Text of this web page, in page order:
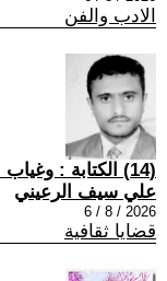
الادب والفن
(14) الكتابة : وغياب اللذة الخفية !!
علي سيف الرعيني
2026 / 8 / 6
قضايا ثقافية